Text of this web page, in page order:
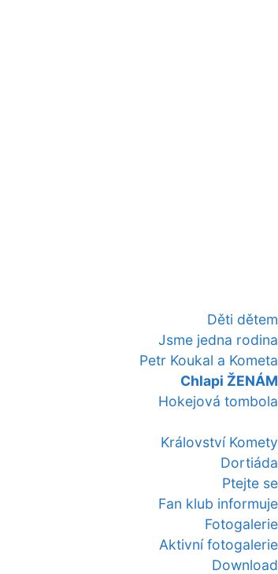
Děti dětem
Jsme jedna rodina
Petr Koukal a Kometa
Chlapi ŽENÁM
Hokejová tombola
Království Komety
Dortiáda
Ptejte se
Fan klub informuje
Fotogalerie
Aktivní fotogalerie
Download